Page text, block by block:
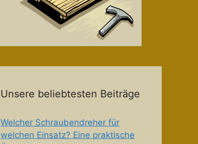
Unsere beliebtesten Beiträge
Welcher Schraubendreher für
welchen Einsatz? Eine praktische